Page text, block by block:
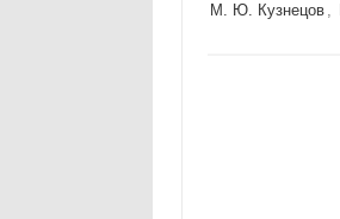
М. Ю. Кузнецов ,